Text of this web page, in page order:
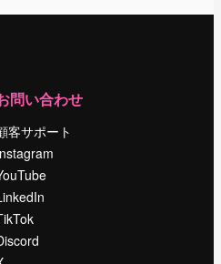
問い合わせ
客サポート